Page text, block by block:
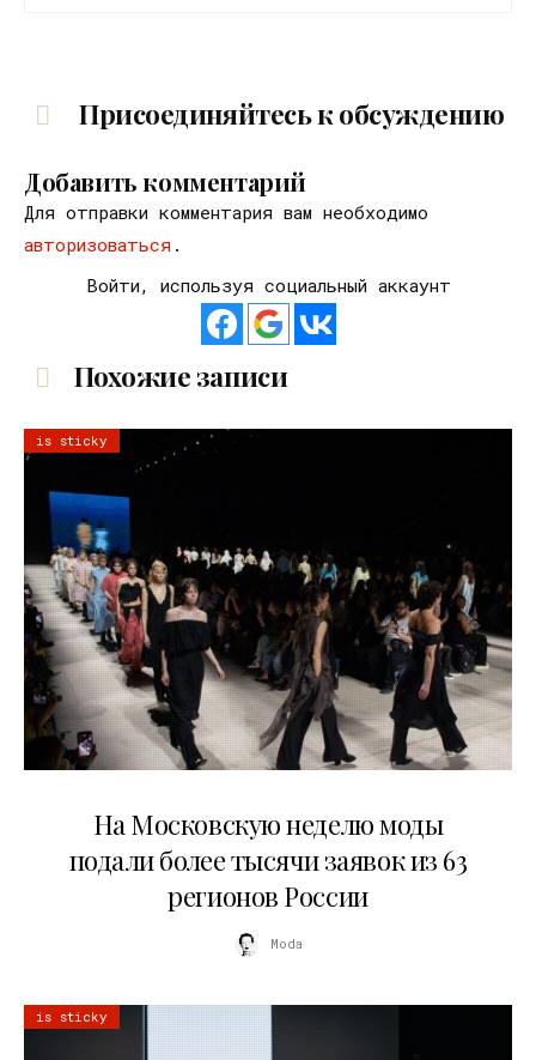
Присоединяйтесь к обсуждению
Добавить комментарий
Для отправки комментария вам необходимо
авторизоваться .
Войти, используя социальный аккаунт
Похожие записи
is sticky
На Московскую неделю моды
подали более тысячи заявок из 63
регионов России
Moda
is sticky